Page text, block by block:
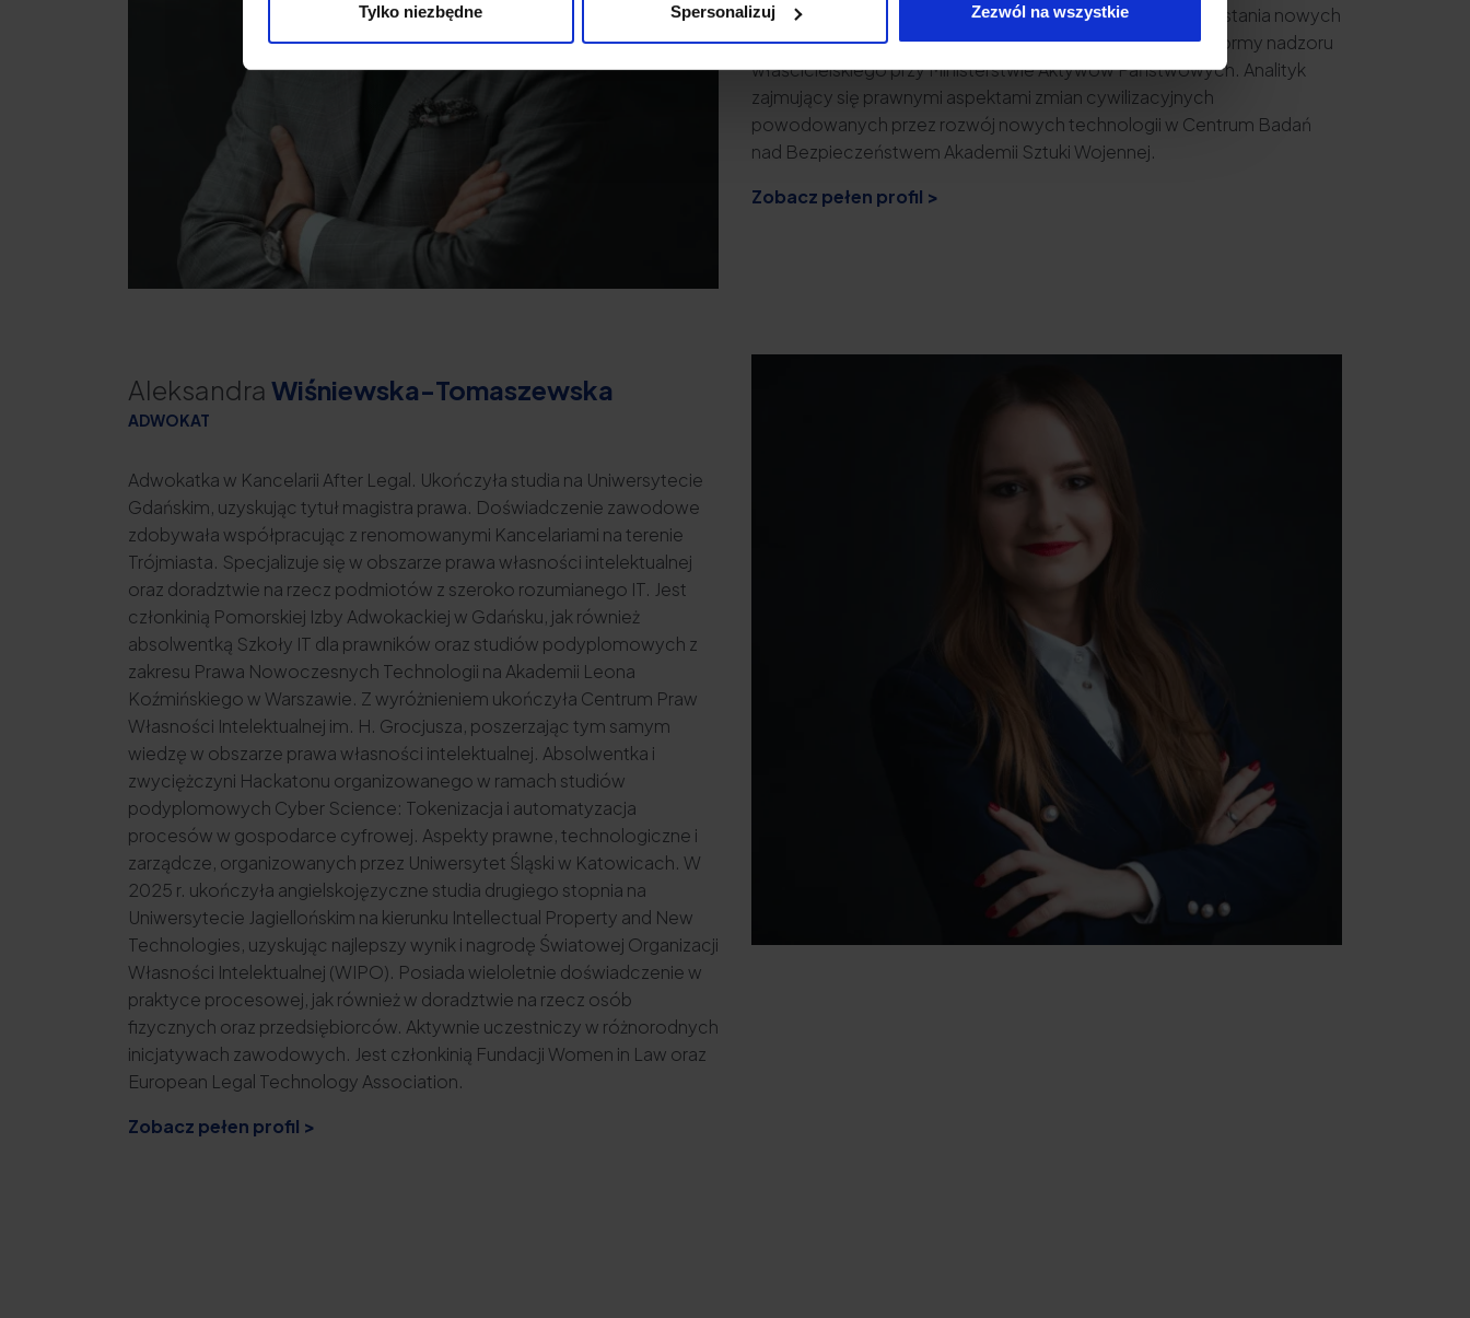
Tylko niezbędne Spersonalizuj Zezwól na wszystkie
intelektualnej. Członek zespołu eksperckiego ds. wykorzystania nowych
technologii w prawie handlowym w ramach Komisji ds. reformy nadzoru
właścicielskiego przy Ministerstwie Aktywów Państwowych. Analityk
zajmujący się prawnymi aspektami zmian cywilizacyjnych
powodowanych przez rozwój nowych technologii w Centrum Badań
nad Bezpieczeństwem Akademii Sztuki Wojennej.
Zobacz pełen profil >
Aleksandra Wiśniewska-Tomaszewska
ADWOKAT
Adwokatka w Kancelarii After Legal. Ukończyła studia na Uniwersytecie
Gdańskim, uzyskując tytuł magistra prawa. Doświadczenie zawodowe
zdobywała współpracując z renomowanymi Kancelariami na terenie
Trójmiasta. Specjalizuje się w obszarze prawa własności intelektualnej
oraz doradztwie na rzecz podmiotów z szeroko rozumianego IT. Jest
członkinią Pomorskiej Izby Adwokackiej w Gdańsku, jak również
absolwentką Szkoły IT dla prawników oraz studiów podyplomowych z
zakresu Prawa Nowoczesnych Technologii na Akademii Leona
Koźmińskiego w Warszawie. Z wyróżnieniem ukończyła Centrum Praw
Własności Intelektualnej im. H. Grocjusza, poszerzając tym samym
wiedzę w obszarze prawa własności intelektualnej. Absolwentka i
zwyciężczyni Hackatonu organizowanego w ramach studiów
podyplomowych Cyber Science: Tokenizacja i automatyzacja
procesów w gospodarce cyfrowej. Aspekty prawne, technologiczne i
zarządcze, organizowanych przez Uniwersytet Śląski w Katowicach. W
2025 r. ukończyła angielskojęzyczne studia drugiego stopnia na
Uniwersytecie Jagiellońskim na kierunku Intellectual Property and New
Technologies, uzyskując najlepszy wynik i nagrodę Światowej Organizacji
Własności Intelektualnej (WIPO). Posiada wieloletnie doświadczenie w
praktyce procesowej, jak również w doradztwie na rzecz osób
fizycznych oraz przedsiębiorców. Aktywnie uczestniczy w różnorodnych
inicjatywach zawodowych. Jest członkinią Fundacji Women in Law oraz
European Legal Technology Association.
Zobacz pełen profil >